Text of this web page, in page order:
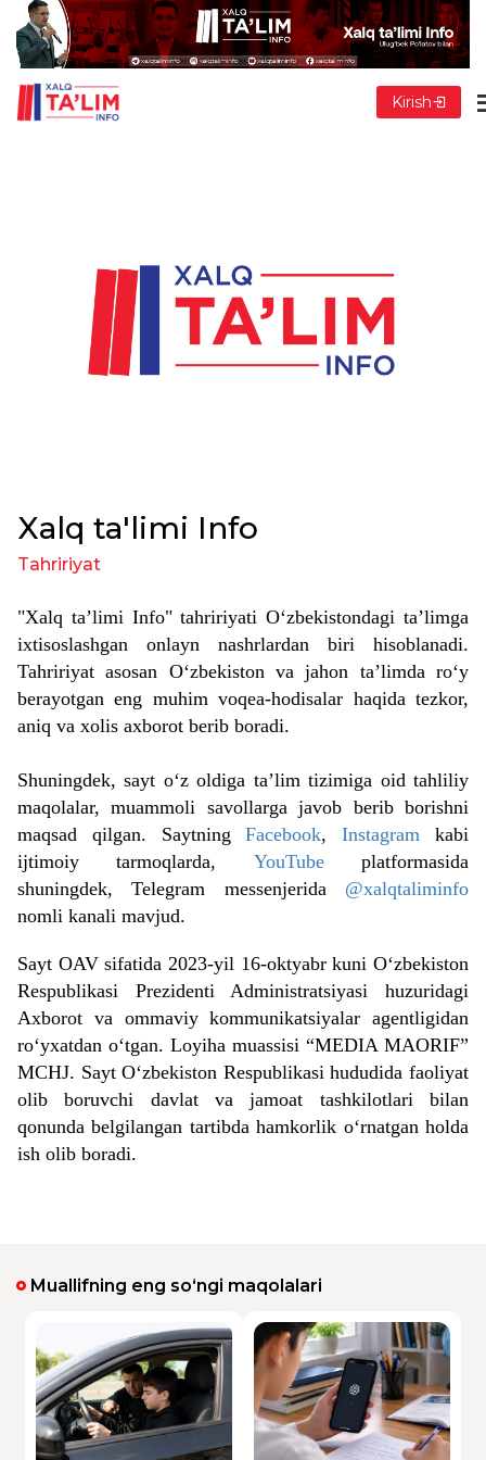
Kirish
Xalq ta'limi Info
Tahririyat
"Xalq ta’limi Info" tahririyati O‘zbekistondagi ta’limga
ixtisoslashgan onlayn nashrlardan biri hisoblanadi.
Tahririyat asosan O‘zbekiston va jahon ta’limda ro‘y
berayotgan eng muhim voqea-hodisalar haqida tezkor,
aniq va xolis axborot berib boradi.
Shuningdek, sayt o‘z oldiga ta’lim tizimiga oid tahliliy
maqolalar, muammoli savollarga javob berib borishni
maqsad qilgan. SaytningFacebook,Instagram kabi
ijtimoiy tarmoqlarda, YouTubeplatformasida
shuningdek, Telegram messenjerida @xalqtaliminfo
nomli kanali mavjud.
Sayt OAV sifatida 2023-yil 16-oktyabr kuni O‘zbekiston
Respublikasi Prezidenti Administratsiyasi huzuridagi
Axborot va ommaviy kommunikatsiyalar agentligidan
ro‘yxatdan o‘tgan. Loyiha muassisi “MEDIA MAORIF”
MCHJ. Sayt O‘zbekiston Respublikasi hududida faoliyat
olib boruvchi davlat va jamoat tashkilotlari bilan
qonunda belgilangan tartibda hamkorlik o‘rnatgan holda
ish olib boradi.
Muallifning eng so‘ngi maqolalari